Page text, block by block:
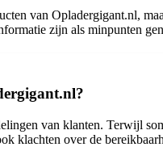
van Opladergigant.nl,
zijn als minpunten
van klanten. Terwijl
klachten over de